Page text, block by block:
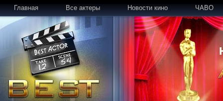
Главная Все актеры Новости кино ЧАВО